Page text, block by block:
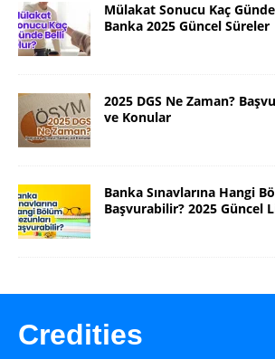
Mülakat Sonucu Kaç
Banka 2025 Güncel Süreler
2025 DGS Ne Zaman?
ve Konular
Banka Sınavlarına Hangi
Başvurabilir? 2025 Güncel
Credities